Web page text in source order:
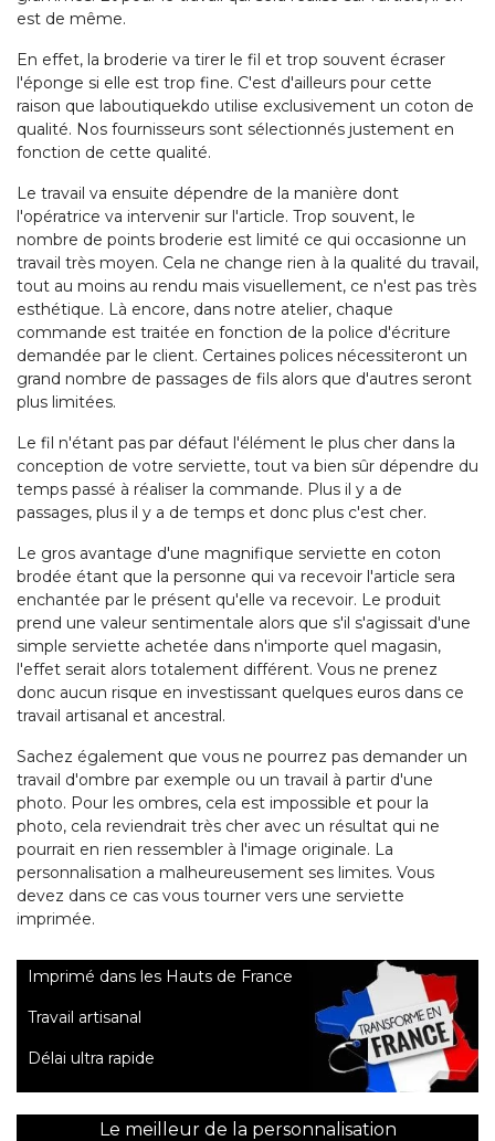
est de même.
En effet, la broderie va tirer le fil et trop souvent écraser
l'éponge si elle est trop fine. C'est d'ailleurs pour cette
raison que laboutiquekdo utilise exclusivement un coton de
qualité. Nos fournisseurs sont sélectionnés justement en
fonction de cette qualité.
Le travail va ensuite dépendre de la manière dont
l'opératrice va intervenir sur l'article. Trop souvent, le
nombre de points broderie est limité ce qui occasionne un
travail très moyen. Cela ne change rien à la qualité du travail,
tout au moins au rendu mais visuellement, ce n'est pas très
esthétique. Là encore, dans notre atelier, chaque
commande est traitée en fonction de la police d'écriture
demandée par le client. Certaines polices nécessiteront un
grand nombre de passages de fils alors que d'autres seront
plus limitées.
Le fil n'étant pas par défaut l'élément le plus cher dans la
conception de votre serviette, tout va bien sûr dépendre du
temps passé à réaliser la commande. Plus il y a de
passages, plus il y a de temps et donc plus c'est cher.
Le gros avantage d'une magnifique serviette en coton
brodée étant que la personne qui va recevoir l'article sera
enchantée par le présent qu'elle va recevoir. Le produit
prend une valeur sentimentale alors que s'il s'agissait d'une
simple serviette achetée dans n'importe quel magasin,
l'effet serait alors totalement différent. Vous ne prenez
donc aucun risque en investissant quelques euros dans ce
travail artisanal et ancestral.
Sachez également que vous ne pourrez pas demander un
travail d'ombre par exemple ou un travail à partir d'une
photo. Pour les ombres, cela est impossible et pour la
photo, cela reviendrait très cher avec un résultat qui ne
pourrait en rien ressembler à l'image originale. La
personnalisation a malheureusement ses limites. Vous
devez dans ce cas vous tourner vers une serviette
imprimée.
Imprimé dans les Hauts de France
Travail artisanal
Délai ultra rapide
Le meilleur de la personnalisation